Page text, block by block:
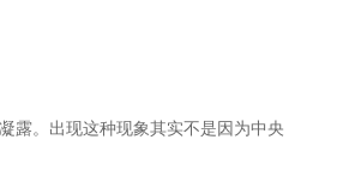
露。出现这种现象其实不是因为中央